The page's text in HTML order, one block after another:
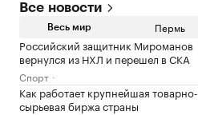
Все новости
Весь мир Пермь
Российский защитник Мироманов
вернулся из НХЛ и перешел в СКА
Спорт
Как работает крупнейшая товарно-
сырьевая биржа страны